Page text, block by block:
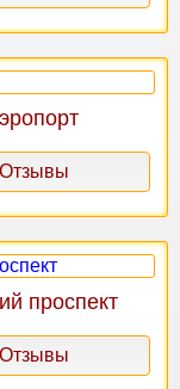
Отзывы
проспект
Отзывы